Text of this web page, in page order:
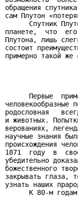
обращения
сам Плутон
Спутник
планете,  что
Плутона, лишь
состоит
примерно такой
Первые
родословная
и животных.
верованиях,
научные знания
происхождения
1871  году  в
убедительно
божественного
закрывать глаза,
узнать наших
К 80-м